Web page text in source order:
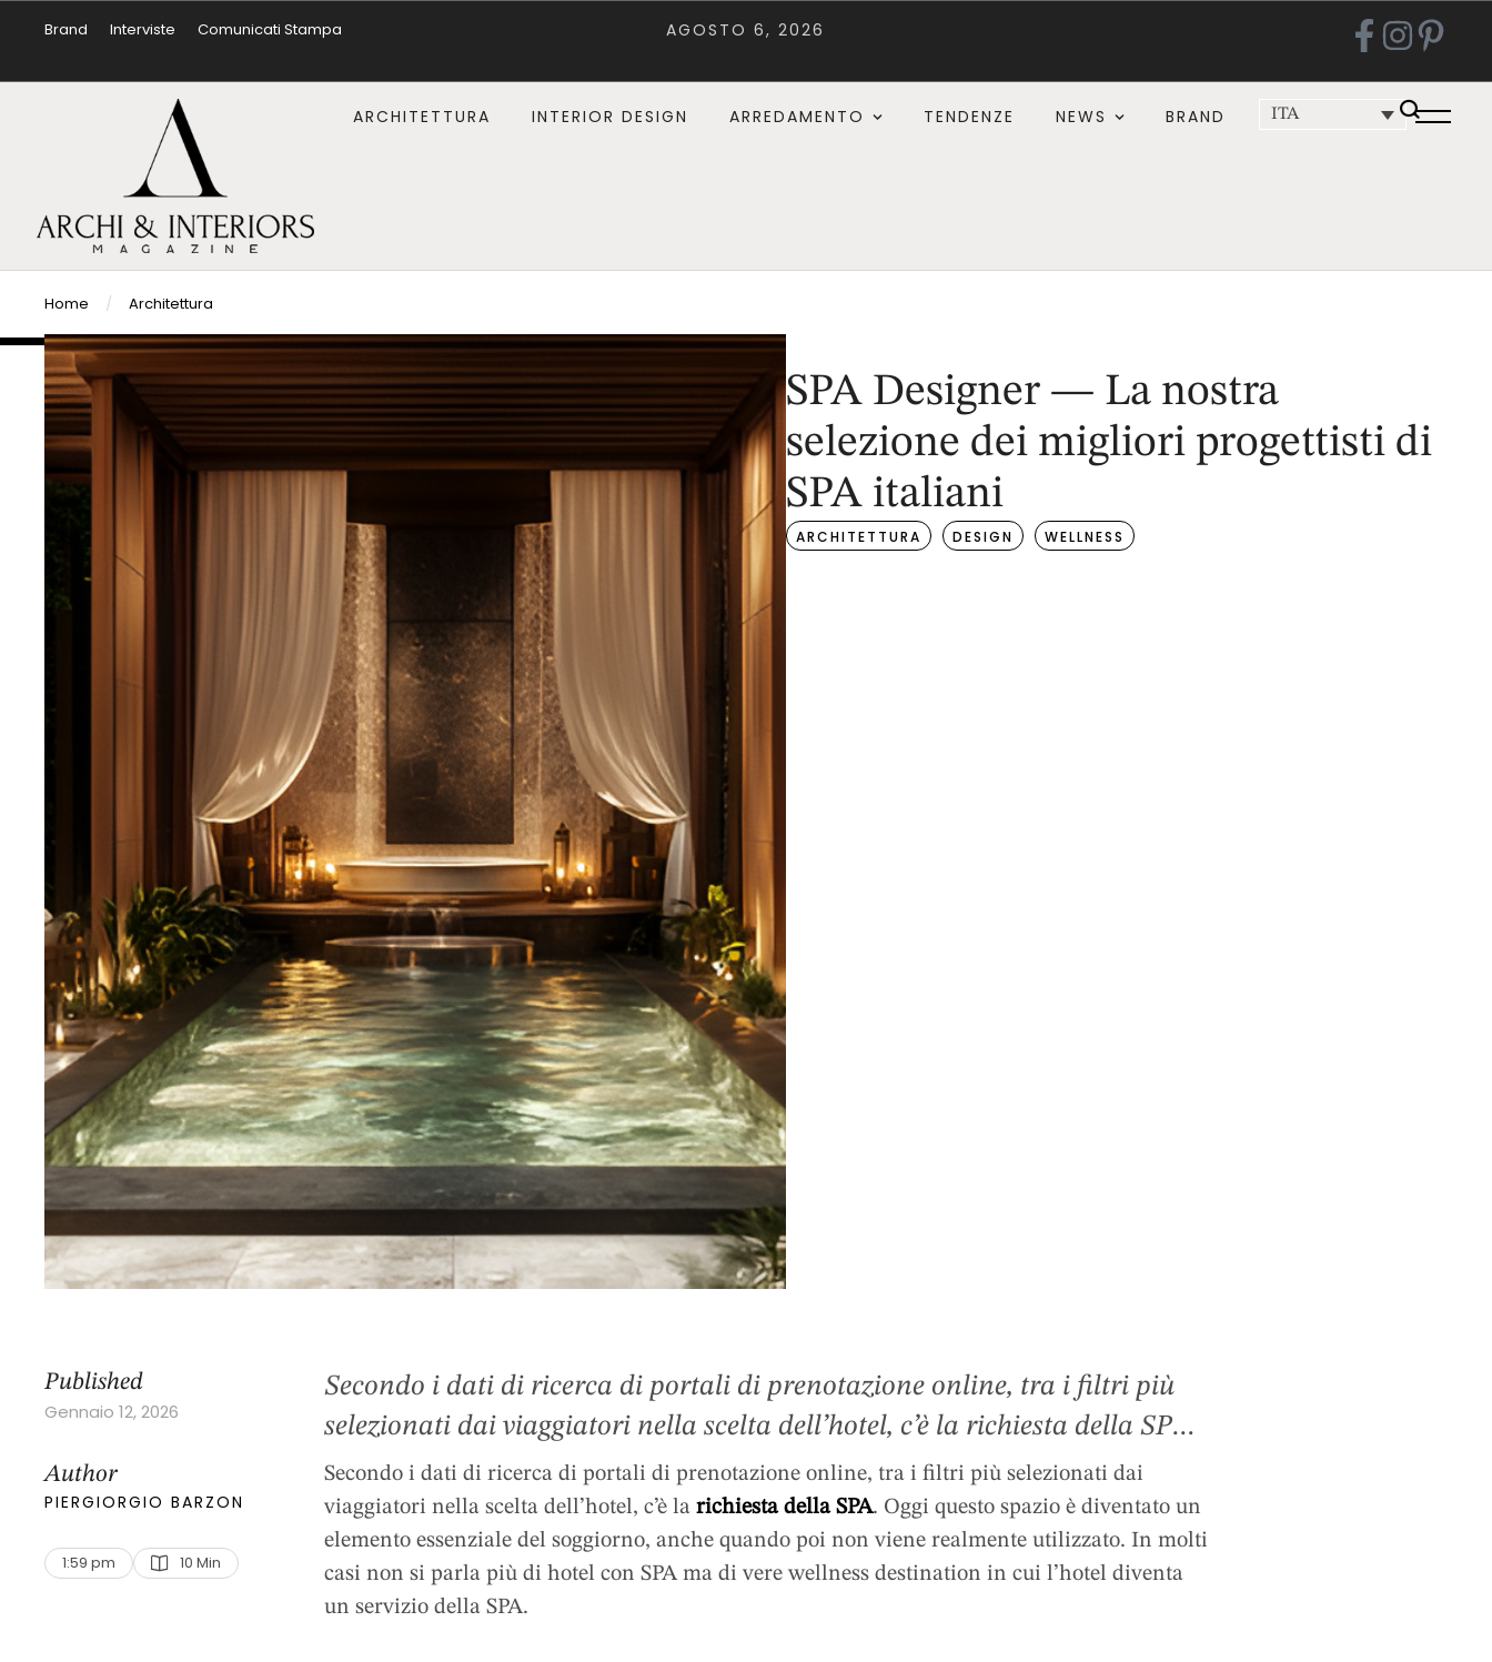
Brand Interviste Comunicati Stampa AGOSTO 6, 2026
ARCHITETTURA INTERIOR DESIGN ARREDAMENTO TENDENZE NEWS BRAND ITA
Home / Architettura
SPA Designer — La nostra
selezione dei migliori progettisti di
SPA italiani
ARCHITETTURA DESIGN WELLNESS
Published
Gennaio 12, 2026
Author
PIERGIORGIO BARZON
1:59 pm 10 Min
Secondo i dati di ricerca di portali di prenotazione online, tra i filtri più
selezionati dai viaggiatori nella scelta dell’hotel, c’è la richiesta della SPA.
Oggi questo spazio è diventato un elemento essenziale del soggiorno, anche
quando poi non viene realmente utilizzato. In molti casi non si parla più
di hotel con SPA ma di …
Secondo i dati di ricerca di portali di prenotazione online, tra i filtri più selezionati dai
viaggiatori nella scelta dell’hotel, c’è larichiesta della SPA. Oggi questo spazio è diventato un
elemento essenziale del soggiorno, anche quando poi non viene realmente utilizzato. In molti
casi non si parla più di hotel con SPA ma di vere wellness destination in cui l’hotel diventa
un servizio della SPA.